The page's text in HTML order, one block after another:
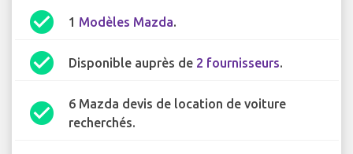
check_circle 1 Modèles Mazda.
check_circle Disponible auprès de 2 fournisseurs.
check_circle
6 Mazda devis de location de voiture
recherchés.